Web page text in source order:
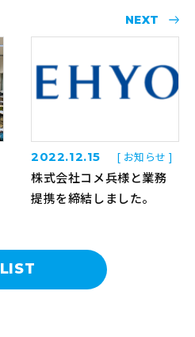
LIST
NEXT
2022.12.15 [ お知らせ ]
株式会社コメ兵様と業務
提携を締結しました。